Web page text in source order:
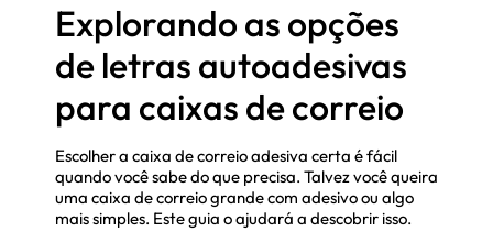
Explorando as opções
de letras autoadesivas
para caixas de correio
Escolher a caixa de correio adesiva certa é fácil
quando você sabe do que precisa. Talvez você queira
uma caixa de correio grande com adesivo ou algo
mais simples. Este guia o ajudará a descobrir isso.